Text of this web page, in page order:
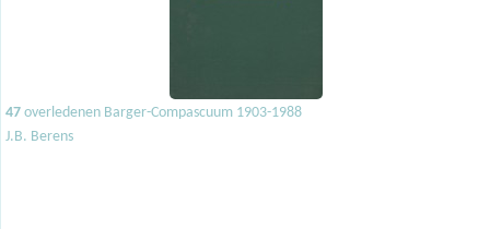
47 overledenen Barger-Compascuum 1903-1988
J.B. Berens